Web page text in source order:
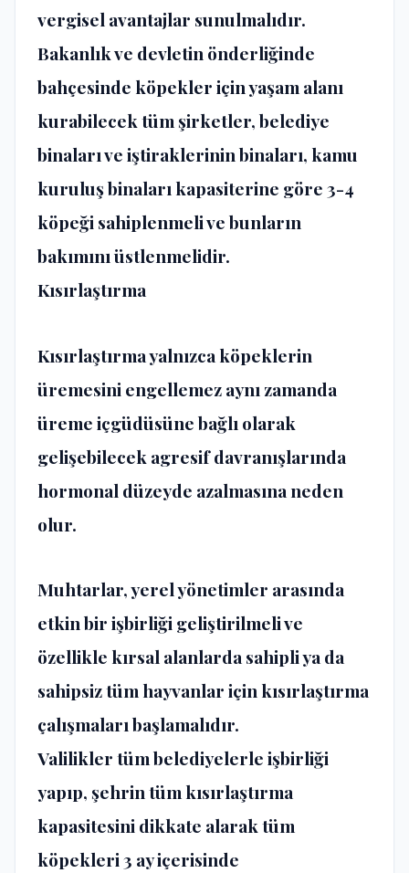
vergisel avantajlar sunulmalıdır.
Bakanlık ve devletin önderliğinde
bahçesinde köpekler için yaşam alanı
kurabilecek tüm şirketler, belediye
binaları ve iştiraklerinin binaları, kamu
kuruluş binaları kapasiterine göre 3-4
köpeği sahiplenmeli ve bunların
bakımını üstlenmelidir.
Kısırlaştırma
Kısırlaştırma yalnızca köpeklerin
üremesini engellemez aynı zamanda
üreme içgüdüsüne bağlı olarak
gelişebilecek agresif davranışlarında
hormonal düzeyde azalmasına neden
olur.
Muhtarlar, yerel yönetimler arasında
etkin bir işbirliği geliştirilmeli ve
özellikle kırsal alanlarda sahipli ya da
sahipsiz tüm hayvanlar için kısırlaştırma
çalışmaları başlamalıdır.
Valilikler tüm belediyelerle işbirliği
yapıp, şehrin tüm kısırlaştırma
kapasitesini dikkate alarak tüm
köpekleri 3 ay içerisinde